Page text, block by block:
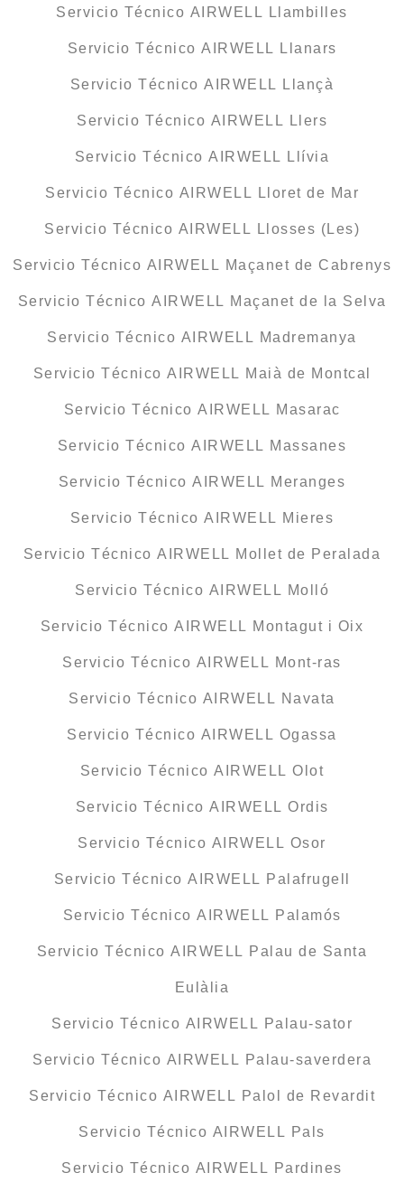
Servicio Técnico AIRWELL Llambilles
Servicio Técnico AIRWELL Llanars
Servicio Técnico AIRWELL Llançà
Servicio Técnico AIRWELL Llers
Servicio Técnico AIRWELL Llívia
Servicio Técnico AIRWELL Lloret de Mar
Servicio Técnico AIRWELL Llosses (Les)
Servicio Técnico AIRWELL Maçanet de Cabrenys
Servicio Técnico AIRWELL Maçanet de la Selva
Servicio Técnico AIRWELL Madremanya
Servicio Técnico AIRWELL Maià de Montcal
Servicio Técnico AIRWELL Masarac
Servicio Técnico AIRWELL Massanes
Servicio Técnico AIRWELL Meranges
Servicio Técnico AIRWELL Mieres
Servicio Técnico AIRWELL Mollet de Peralada
Servicio Técnico AIRWELL Molló
Servicio Técnico AIRWELL Montagut i Oix
Servicio Técnico AIRWELL Mont-ras
Servicio Técnico AIRWELL Navata
Servicio Técnico AIRWELL Ogassa
Servicio Técnico AIRWELL Olot
Servicio Técnico AIRWELL Ordis
Servicio Técnico AIRWELL Osor
Servicio Técnico AIRWELL Palafrugell
Servicio Técnico AIRWELL Palamós
Servicio Técnico AIRWELL Palau de Santa
Eulàlia
Servicio Técnico AIRWELL Palau-sator
Servicio Técnico AIRWELL Palau-saverdera
Servicio Técnico AIRWELL Palol de Revardit
Servicio Técnico AIRWELL Pals
Servicio Técnico AIRWELL Pardines